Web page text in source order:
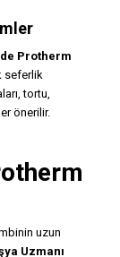
Protherm
seferlik
tortu,
önerilir.
uzun
Uzmanı